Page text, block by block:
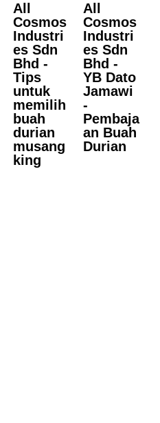
All
Cosmos
Industri
es Sdn
Bhd -
Tips
untuk
memilih
buah
durian
musang
king
All
Cosmos
Industri
es Sdn
Bhd -
YB Dato
Jamawi
-
Pembaja
an Buah
Durian